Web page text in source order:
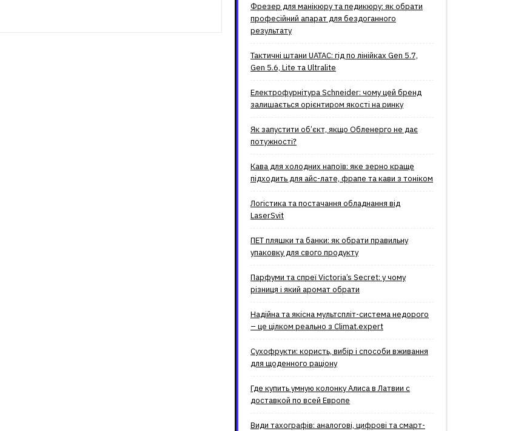
Фрезер для манікюру та педикюру: як обрати
професійний апарат для бездоганного
результату
Тактичні штани UATAC: гід по лінійках Gen 5.7,
Gen 5.6, Lite та Ultralite
Електрофурнітура Schneider: чому цей бренд
залишається орієнтиром якості на ринку
Як запустити об’єкт, якщо Обленерго не дає
потужності?
Кава для холодних напоїв: яке зерно краще
підходить для айс-лате, фрапе та кави з тоніком
Логістика та постачання обладнання від
LaserSvit
ПЕТ пляшки та банки: як обрати правильну
упаковку для свого продукту
Парфуми та спреї Victoria’s Secret: у чому
різниця і який аромат обрати
Надійна та якісна мультспліт-система недорого
– це цілком реально з Climat.еxpert
Сухофрукти: користь, вибір і способи вживання
для щоденного раціону
Где купить умную колонку Алиса в Латвии с
доставкой по всей Европе
Види тахографів: аналогові, цифрові та смарт-